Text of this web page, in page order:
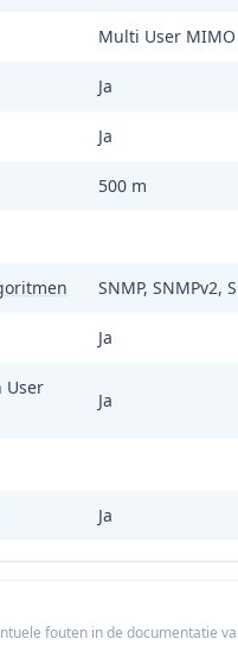
Multi User MIMO
Ja
Ja
500 m
SNMP, SNMPv2,
Ja
User
Ja
Ja
fouten in de documentatie